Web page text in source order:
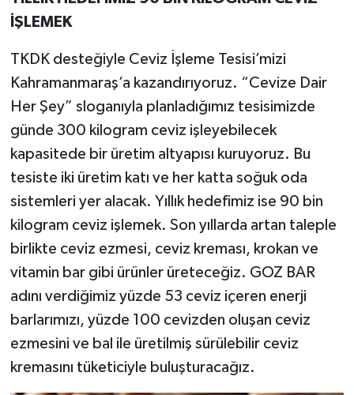
İŞLEMEK
TKDK desteğiyle Ceviz İşleme Tesisi’mizi
Kahramanmaraş’a kazandırıyoruz. “Cevize Dair
Her Şey” sloganıyla planladığımız tesisimizde
günde 300 kilogram ceviz işleyebilecek
kapasitede bir üretim altyapısı kuruyoruz. Bu
tesiste iki üretim katı ve her katta soğuk oda
sistemleri yer alacak. Yıllık hedefimiz ise 90 bin
kilogram ceviz işlemek. Son yıllarda artan taleple
birlikte ceviz ezmesi, ceviz kreması, krokan ve
vitamin bar gibi ürünler üreteceğiz. GOZ BAR
adını verdiğimiz yüzde 53 ceviz içeren enerji
barlarımızı, yüzde 100 cevizden oluşan ceviz
ezmesini ve bal ile üretilmiş sürülebilir ceviz
kremasını tüketiciyle buluşturacağız.